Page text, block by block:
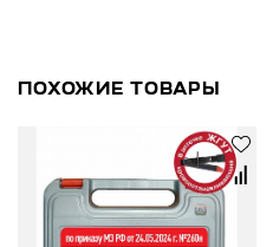
ПОХОЖИЕ ТОВАРЫ